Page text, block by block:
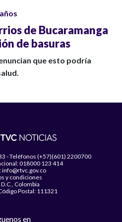
de Bucaramanga
de basuras
que esto podría
- Teléfonos (+57)(601) 2200700
018000 123 414
info@rtvc.gov.co
y condiciones
Colombia
Postal: 111321
en